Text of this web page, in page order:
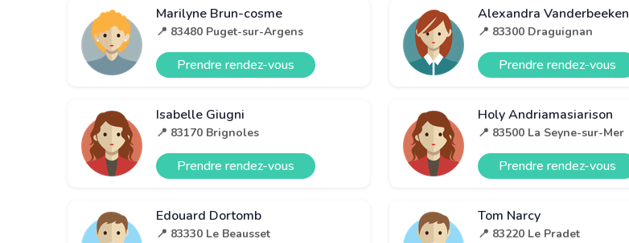
Marilyne Brun-cosme
📍 83480 Puget-sur-Argens
Prendre rendez-vous
Alexandra Vanderbeeken
📍 83300 Draguignan
Prendre rendez-vous
Isabelle Giugni
📍 83170 Brignoles
Prendre rendez-vous
Holy Andriamasiarison
📍 83500 La Seyne-sur-Mer
Prendre rendez-vous
Edouard Dortomb
📍 83330 Le Beausset
Tom Narcy
📍 83220 Le Pradet